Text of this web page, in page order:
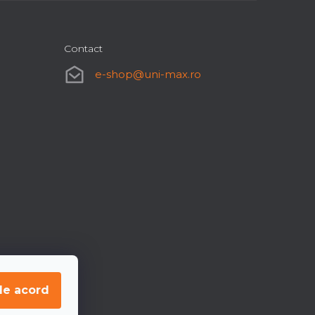
acord
Contact
e-shop@uni-max.ro